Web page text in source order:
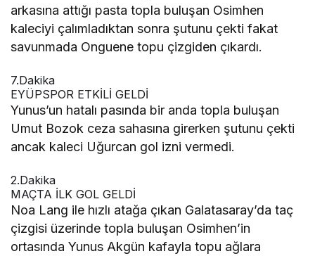
arkasına attığı pasta topla buluşan Osimhen
kaleciyi çalımladıktan sonra şutunu çekti fakat
savunmada Onguene topu çizgiden çıkardı.
7.Dakika
EYÜPSPOR ETKİLİ GELDİ
Yunus’un hatalı pasında bir anda topla buluşan
Umut Bozok ceza sahasına girerken şutunu çekti
ancak kaleci Uğurcan gol izni vermedi.
2.Dakika
MAÇTA İLK GOL GELDİ
Noa Lang ile hızlı atağa çıkan Galatasaray’da taç
çizgisi üzerinde topla buluşan Osimhen’in
ortasında Yunus Akgün kafayla topu ağlara